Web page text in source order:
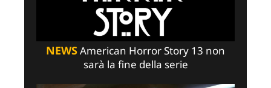
NEWSAmerican Horror Story 13 non
sarà la fine della serie